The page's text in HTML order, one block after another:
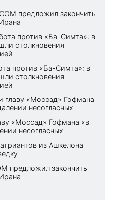
предложил закончить
против «Ба-Симта»: в
столкновения
против «Ба-Симта»: в
столкновения
главу «Моссад» Гофмана
несогласных
«Моссад» Гофмана «в
несогласных
из Ашкелона
предложил закончить